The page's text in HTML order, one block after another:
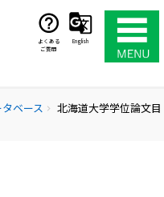
よくある
ご質問
English
ベース chevron_right
北海道大学学位論文目